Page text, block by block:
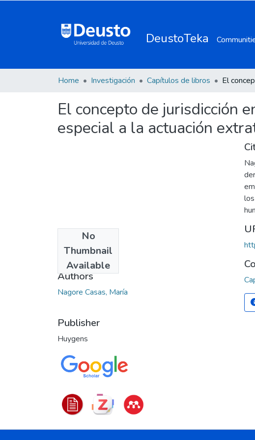
DeustoTeka
Home Investigación Capítulos de libros
El concepto de jurisdicción
especial a la actuación
No
Thumbnail
Available
2014
Authors
Nagore Casas, María
Publisher
Huygens